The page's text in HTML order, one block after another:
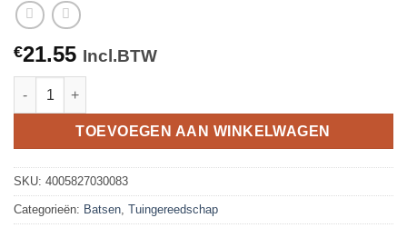
€21.55 Incl.BTW
Holsteiner bats RUHR BRILLANT rood 3/4 0, onderkant recht
TOEVOEGEN AAN WINKELWAGEN
SKU: 4005827030083
Categorieën: Batsen, Tuingereedschap